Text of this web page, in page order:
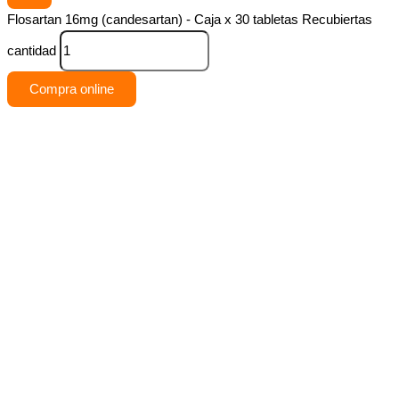
Flosartan 16mg (candesartan) - Caja x 30 tabletas Recubiertas
cantidad
Compra online